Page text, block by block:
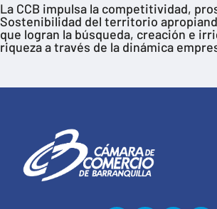
La CCB impulsa la competitividad,
Sostenibilidad del territorio
que logran la búsqueda, creación e
riqueza a través de la dinámica